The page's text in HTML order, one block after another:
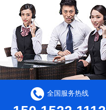
全国服务热线